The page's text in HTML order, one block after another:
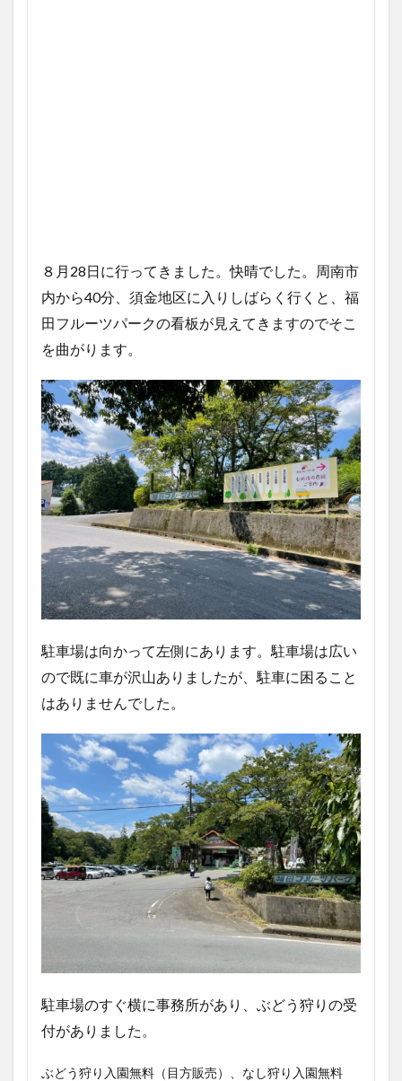
８月28日に行ってきました。快晴でした。周南市
内から40分、須金地区に入りしばらく行くと、福
田フルーツパークの看板が見えてきますのでそこ
を曲がります。
駐車場は向かって左側にあります。駐車場は広い
ので既に車が沢山ありましたが、駐車に困ること
はありませんでした。
駐車場のすぐ横に事務所があり、ぶどう狩りの受
付がありました。
ぶどう狩り入園無料（目方販売）、なし狩り入園無料